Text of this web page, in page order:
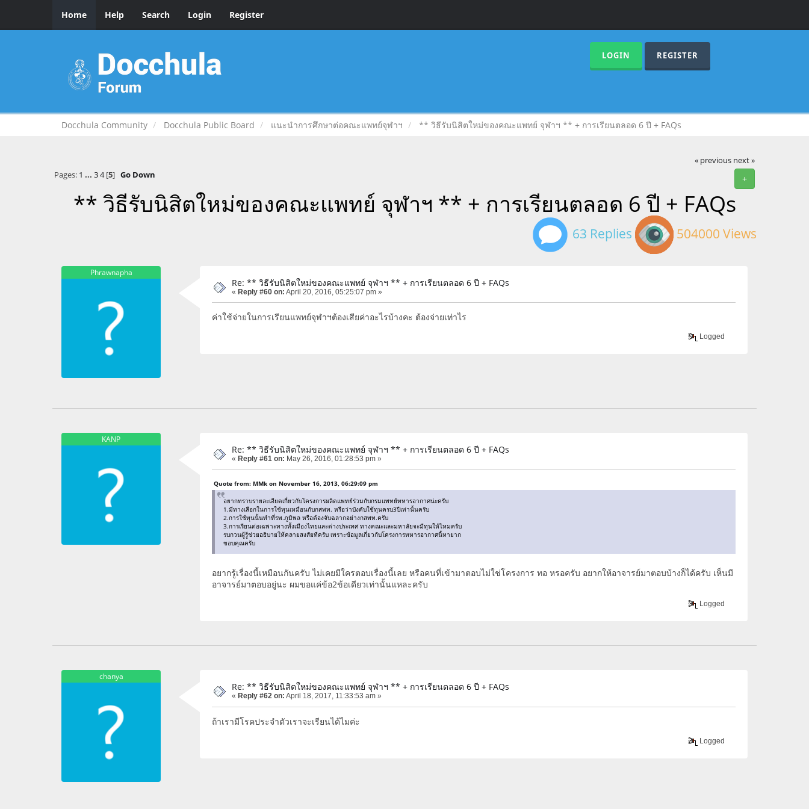
Home Help Search Login Register
LOGIN REGISTER
Docchula Community Docchula Public Board แนะนำการศึกษาต่อคณะแพทย์จุฬาฯ ** วิธีรับนิสิตใหม่ของคณะแพทย์ จุฬาฯ ** + การเรียนตลอด 6 ปี + FAQs
« previous next »
+
Pages: 1 ... 3 4[5] Go Down
** วิธีรับนิสิตใหม่ของคณะแพทย์ จุฬาฯ ** + การเรียนตลอด 6 ปี + FAQs
63 Replies 504000 Views
Phrawnapha
Re: ** วิธีรับนิสิตใหม่ของคณะแพทย์ จุฬาฯ ** + การเรียนตลอด 6 ปี + FAQs
« Reply #60 on: April 20, 2016, 05:25:07 pm »
ค่าใช้จ่ายในการเรียนแพทย์จุฬาฯต้องเสียค่าอะไรบ้างคะ ต้องจ่ายเท่าไร
Logged
KANP
Re: ** วิธีรับนิสิตใหม่ของคณะแพทย์ จุฬาฯ ** + การเรียนตลอด 6 ปี + FAQs
« Reply #61 on: May 26, 2016, 01:28:53 pm »
Quote from: MMk on November 16, 2013, 06:29:09 pm
อยากทราบรายละเอียดเกี่ยวกับโครงการผลิตแพทย์ร่วมกับกรมแพทย์ทหารอากาศน่ะครับ
1.มีทางเลือกในการใช้ทุนเหมือนกับกสพท. หรือว่าบังคับใช้ทุนครบ3ปีเท่านั้นครับ
2.การใช้ทุนนั้นทําที่รพ.ภูมิพล หรือต้องจับฉลากอย่างกสพท.ครับ
3.การเรียนต่อเฉพาะทางทั้งเมืองไทยและต่างประเทศ ทางคณะและมหาลัยจะมีทุนให้ไหมครับ
รบกวนผู้รู้ช่วยอธิบายให้คลายสงสัยทีครับ เพราะข้อมูลเกี่ยวกับโครงการทหารอากาศนี้หายาก
ขอบคุณครับ
อยากรู้เรื่องนี้เหมือนกันครับ ไม่เคยมีใครตอบเรื่องนี้เลย หรือคนที่เข้ามาตอบไม่ใช่โครงการ ทอ หรอครับ อยากให้อาจารย์มาตอบบ้างก็ได้ครับ เห็นมี
อาจารย์มาตอบอยู่นะ ผมขอแค่ข้อ2ข้อเดียวเท่านั้นแหละครับ
Logged
chanya
Re: ** วิธีรับนิสิตใหม่ของคณะแพทย์ จุฬาฯ ** + การเรียนตลอด 6 ปี + FAQs
« Reply #62 on: April 18, 2017, 11:33:53 am »
ถ้าเรามีโรคประจำตัวเราจะเรียนได้ไมค่ะ
Logged